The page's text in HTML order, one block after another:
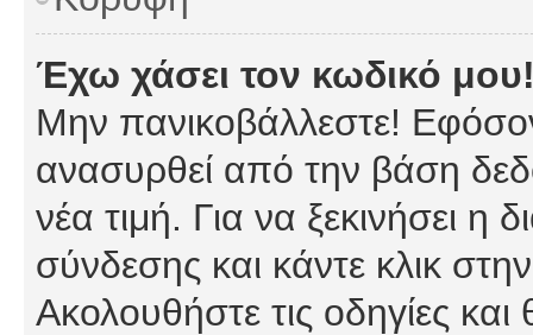
Έχω χάσει τον κωδικό
Μην πανικοβάλλεστε!
ανασυρθεί από την βάση
νέα τιμή. Για να ξεκινήσει η
σύνδεσης και κάντε κλικ
Ακολουθήστε τις οδηγίες